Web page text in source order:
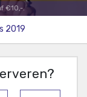
€10,-.
2019